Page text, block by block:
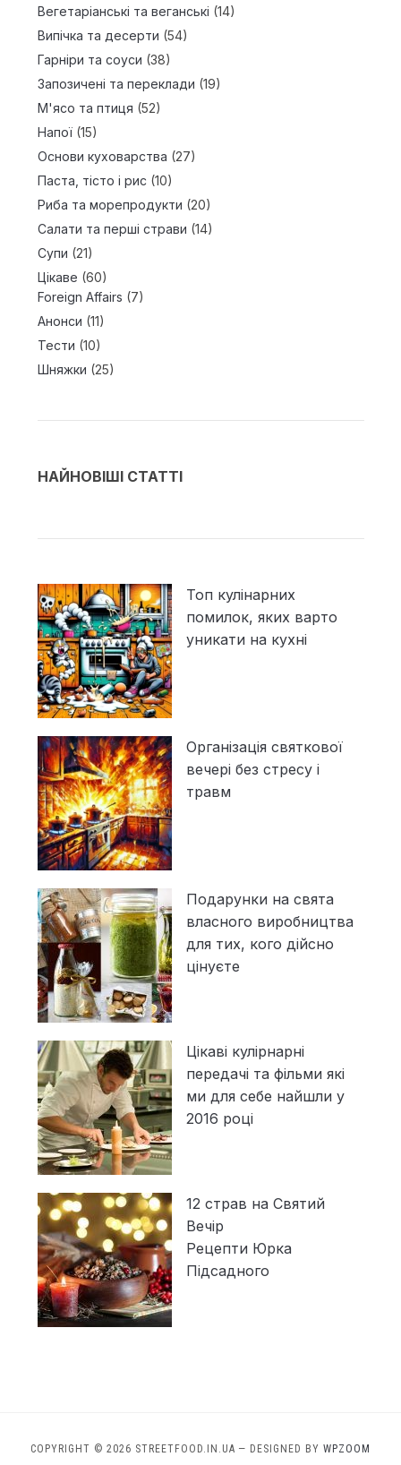
Вегетаріанські та веганські (14)
Випічка та десерти (54)
Гарніри та соуси (38)
Запозичені та переклади (19)
М'ясо та птиця (52)
Напої(15)
Основи куховарства (27)
Паста, тісто і рис (10)
Риба та морепродукти (20)
Салати та перші страви (14)
Супи (21)
Цікаве (60)
Foreign Affairs (7)
Анонси (11)
Тести (10)
Шняжки (25)
НАЙНОВІШІ СТАТТІ
Топ кулінарних
помилок, яких варто
уникати на кухні
Організація святкової
вечері без стресу і
травм
Подарунки на свята
власного виробництва
для тих, кого дійсно
цінуєте
Цікаві кулірнарні
передачі та фільми які
ми для себе найшли у
2016 році
12 страв на Святий
Вечір
Рецепти Юрка
Підсадного
COPYRIGHT © 2026 STREETFOOD.IN.UA — DESIGNED BY WPZOOM